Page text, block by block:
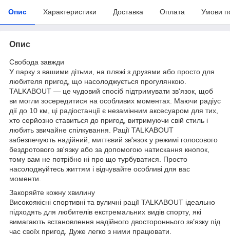
Опис Характеристики Доставка Оплата Умови
Опис
Свобода завжди
У парку з вашими дітьми, на пляжі з друзями або просто для
любителя пригод, що насолоджується прогулянкою.
TALKABOUT — це чудовий спосіб підтримувати зв'язок, щоб
ви могли зосередитися на особливих моментах. Маючи радіус
дії до 10 км, ці радіостанції є незамінним аксесуаром для тих,
хто серйозно ставиться до пригод, витримуючи свій стиль і
любить звичайне спілкування. Рації TALKABOUT
забезпечують надійний, миттєвий зв'язок у режимі голосового
бездротового зв'язку або за допомогою натискання кнопок,
тому вам не потрібно ні про що турбуватися. Просто
насолоджуйтесь життям і відчувайте особливі для вас
моменти.
Закоряйте кожну хвилину
Високоякісні спортивні та вуличні рації TALKABOUT ідеально
підходять для любителів екстремальних видів спорту, які
вимагають встановлення надійного двостороннього зв’язку під
час своїх пригод. Дуже легко з ними працювати.